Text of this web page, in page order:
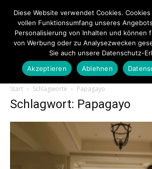
Start Schlagworte Papagayo
Schlagwort: Papagayo
Diese Website verwendet Cookies.
vollen Funktionsumfang unseres
Personalisierung von Inhalten und können
von Werbung oder zu Analysezwecken
Sie auch unsere Datenschutz-
Akzeptieren
Ablehnen